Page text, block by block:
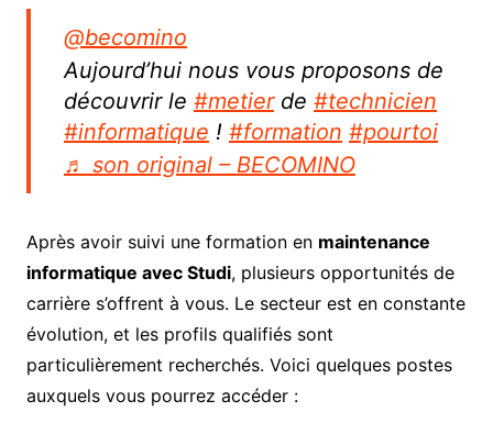
@becomino
Aujourd’hui nous vous proposons de
découvrir le #metierde #technicien
#informatique ! #formation #pourtoi
♬ son original – BECOMINO
Après avoir suivi une formation en maintenance
informatique avec Studi, plusieurs opportunités de
carrière s’offrent à vous. Le secteur est en constante
évolution, et les profils qualifiés sont
particulièrement recherchés. Voici quelques postes
auxquels vous pourrez accéder :